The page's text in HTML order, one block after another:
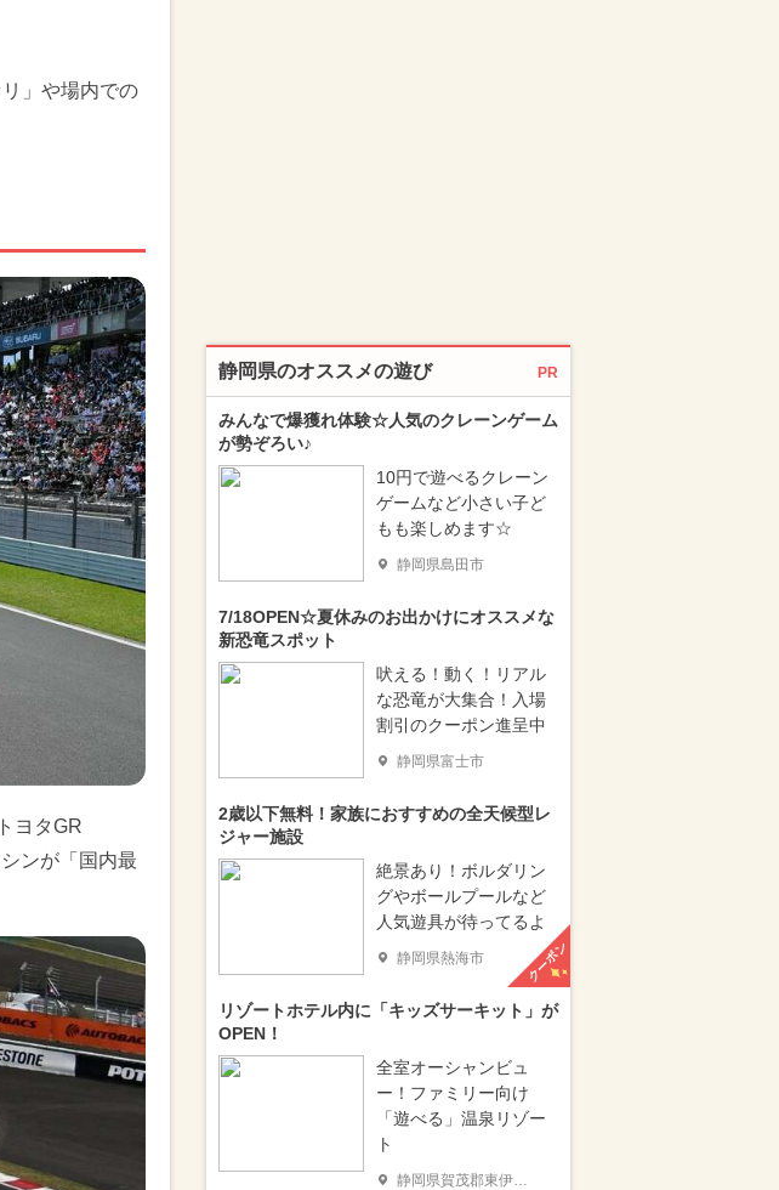
」や場内での
ヨタGR
ンが「国内最
静岡県のオススメの遊び PR
みんなで爆獲れ体験☆人気のクレーンゲーム
が勢ぞろい♪
10円で遊べるクレーン
ゲームなど小さい子ど
もも楽しめます☆
静岡県島田市
7/18OPEN☆夏休みのお出かけにオススメな
新恐竜スポット
吠える！動く！リアル
な恐竜が大集合！入場
割引のクーポン進呈中
静岡県富士市
2歳以下無料！家族におすすめの全天候型レ
ジャー施設
絶景あり！ボルダリン
グやボールプールなど
人気遊具が待ってるよ
静岡県熱海市 クーポン
リゾートホテル内に「キッズサーキット」が
OPEN！
全室オーシャンビュ
ー！ファミリー向け
「遊べる」温泉リゾー
ト
静岡県賀茂郡東伊豆町